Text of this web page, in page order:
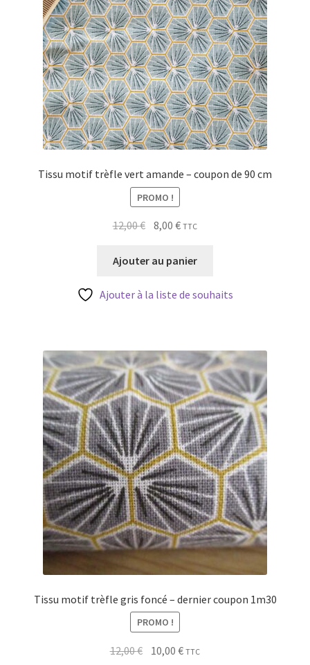
Tissu motif trèfle vert amande – coupon de 90 cm
PROMO !
12,00€ Le
initial
12,00 €.
8,00€Le
actuel
8,00 €.
TTC
Ajouter au panier
Ajouter à la liste de souhaits
Tissu motif trèfle gris foncé – dernier coupon 1m30
PROMO !
12,00€ Le10,00€Le
TTC